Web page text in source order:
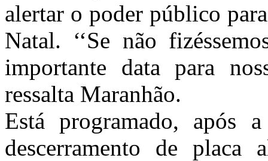
alertar o poder público
Natal. ‘‘Se não
importante data para
ressalta Maranhão.
Está programado, após
descerramento de